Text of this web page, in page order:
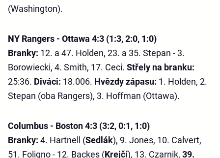
(Washington).
NY Rangers - Ottawa 4:3 (1:3, 2:0, 1:0)
Branky: 12. a 47. Holden, 23. a 35. Stepan - 3.
Borowiecki, 4. Smith, 17. Ceci. Střely na branku:
25:36. Diváci: 18.006. Hvězdy zápasu: 1. Holden, 2.
Stepan (oba Rangers), 3. Hoffman (Ottawa).
Columbus - Boston 4:3 (3:2, 0:1, 1:0)
Branky: 4. Hartnell (Sedlák), 9. Jones, 10. Calvert,
51. Foligno - 12. Backes (Krejčí), 13. Czarnik, 39.